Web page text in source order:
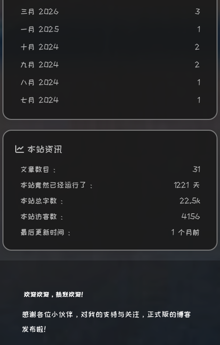
三月 2026 3
一月 2025 1
十月 2024 2
九月 2024 2
八月 2024 1
七月 2024 1
本站资讯
文章数目 :
31
本站竟然已经运行了 :
1221 天
本站总字数 :
22.5k
本站访客数 :
4156
最后更新时间 :
1 个月前
欢迎欢迎，热烈欢迎！
感谢各位小伙伴，对我的支持与关注，正式版的博客
发布啦！